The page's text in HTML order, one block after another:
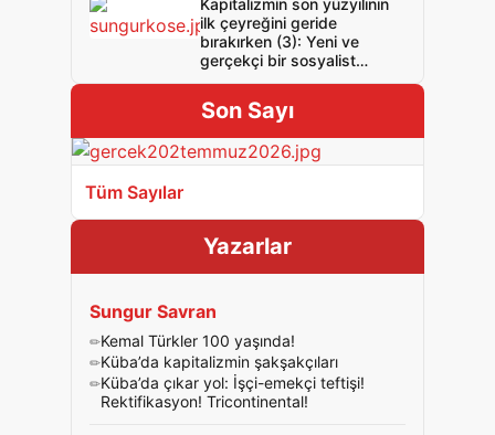
Kapitalizmin son yüzyılının
ilk çeyreğini geride
bırakırken (3): Yeni ve
gerçekçi bir sosyalist
Son Sayı
Tüm Sayılar
Yazarlar
Sungur Savran
Kemal Türkler 100 yaşında!
Küba’da kapitalizmin şakşakçıları
Küba’da çıkar yol: İşçi-emekçi teftişi!
Rektifikasyon! Tricontinental!